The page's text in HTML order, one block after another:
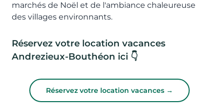
marchés de Noël et de l'ambiance chaleureuse
des villages environnants.
Réservez votre location vacances
Andrezieux-Bouthéon ici 👇
Réservez votre location vacances →